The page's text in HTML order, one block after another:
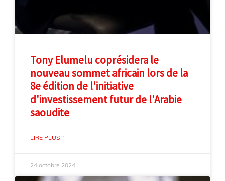
Tony Elumelu coprésidera le
nouveau sommet africain lors de la
8e édition de l'initiative
d'investissement futur de l'Arabie
saoudite
LIRE PLUS "
24 octobre 2024